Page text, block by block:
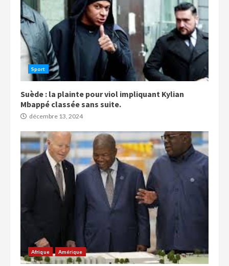
Sport
Suède : la plainte pour viol impliquant Kylian
Mbappé classée sans suite.
décembre 13, 2024
Afrique Amérique